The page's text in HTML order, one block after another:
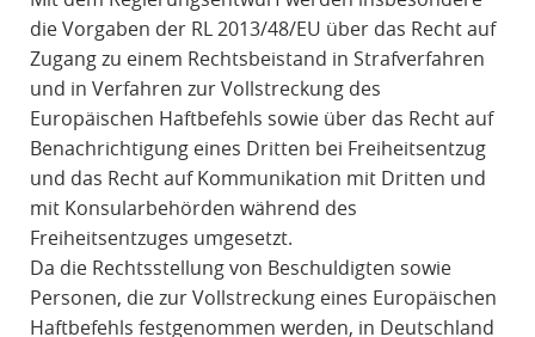
die Vorgaben der RL 2013/48/EU über das Recht auf
Zugang zu einem Rechtsbeistand in Strafverfahren
und in Verfahren zur Vollstreckung des
Europäischen Haftbefehls sowie über das Recht auf
Benachrichtigung eines Dritten bei Freiheitsentzug
und das Recht auf Kommunikation mit Dritten und
mit Konsularbehörden während des
Freiheitsentzuges umgesetzt.
Da die Rechtsstellung von Beschuldigten sowie
Personen, die zur Vollstreckung eines Europäischen
Haftbefehls festgenommen werden, in Deutschland